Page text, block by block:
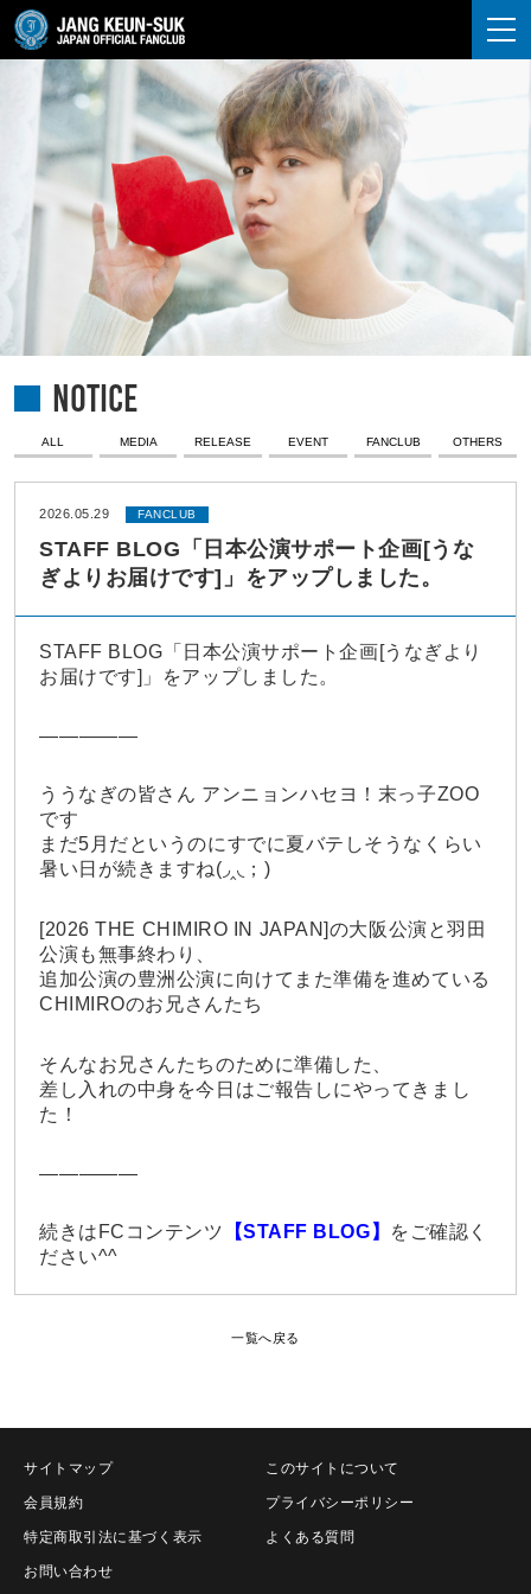
NOTICE
ALL MEDIA RELEASE EVENT FANCLUB OTHERS
2026.05.29 FANCLUB
STAFF BLOG「日本公演サポート企画[うな
ぎよりお届けです]」をアップしました。
STAFF BLOG「日本公演サポート企画[うなぎより
お届けです]」をアップしました。
—————
ううなぎの皆さん アンニョンハセヨ！末っ子ZOO
です
まだ5月だというのにすでに夏バテしそうなくらい
暑い日が続きますね(◞‸◟；)
[2026 THE CHIMIRO IN JAPAN]の大阪公演と羽田
公演も無事終わり、
追加公演の豊洲公演に向けてまた準備を進めている
CHIMIROのお兄さんたち
そんなお兄さんたちのために準備した、
差し入れの中身を今日はご報告しにやってきまし
た！
—————
続きはFCコンテンツ 【STAFF BLOG 】
をご確認く
ださい^^
一覧へ戻る
サイトマップ このサイトについて
会員規約 プライバシーポリシー
特定商取引法に基づく表示 よくある質問
お問い合わせ